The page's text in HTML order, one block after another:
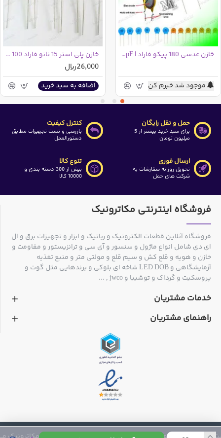
این کالا در خریدهای عمده شامل تخفیف می باشد که مقدار این
تخفیف در ذیل قیمت درج گردیده است
خازن عدسی 180 پیکو فاراد | 180pF | کد181
موجود شد خبرم کن
خازن پلی استر 15 نانو فاراد 100 ولت | 15nF 100V
26,000ریال
اضافه به سبد خرید
حمل و نقل رایگان
برای سبد خرید بیشتر از 5
میلیون تومان
کنترل کیفیت
بازرسی و تست تجهیزات مطابق
دستورالعمل
ارسال فوری
تحویل روزانه سفارشات به
شرکت های حمل
تنوع کالا
بیش از 300 دسته بندی و
10000 کالا
فروشگاه اینترنتی مکاترونیک
فروشگاه آنلاین قطعات الکترونیک و رباتیک و ابزار و تجهیزات برق و ال
ای دی شامل انواع ماژول و سنسور و آی سی و ترانزیستور و مقاومت و
خازن و هویه و قلع کش و سیم قلع و مولتی متر و منبع تغذیه
آزمایشگاهی و LED DOB شاخه ای بلوکی و برندهایی مثل گوت و
پروسکیت و گرداک و توشیبا و jwco , ...
خدمات مشتریان
راهنمای مشتریان